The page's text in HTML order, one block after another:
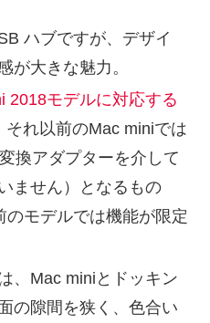
ハブですが、デザイ
が大きな魅力。
2018モデルに対応する
それ以前のMac miniでは
換アダプターを介して
ません）となるもの
モデルでは機能が限定
、Mac miniとドッキン
の隙間を狭く、色合い